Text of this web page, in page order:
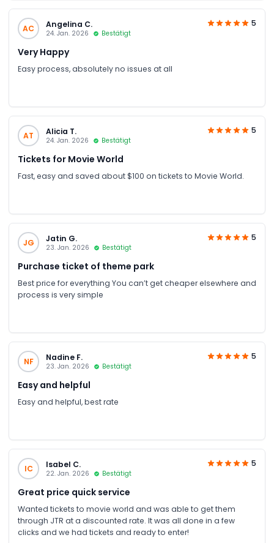
AC Angelina C.
24. Jan. 2026 Bestätigt
5
Very Happy
Easy process, absolutely no issues at all
AT Alicia T.
24. Jan. 2026 Bestätigt
5
Tickets for Movie World
Fast, easy and saved about $100 on tickets to Movie World.
JG Jatin G.
23. Jan. 2026 Bestätigt
5
Purchase ticket of theme park
Best price for everything You can’t get cheaper elsewhere and
process is very simple
NF Nadine F.
23. Jan. 2026 Bestätigt
5
Easy and helpful
Easy and helpful, best rate
IC Isabel C.
22. Jan. 2026 Bestätigt
5
Great price quick service
Wanted tickets to movie world and was able to get them
through JTR at a discounted rate. It was all done in a few
clicks and we had tickets and ready to enter!